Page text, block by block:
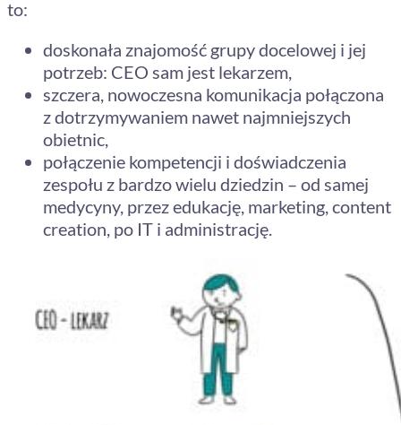
to:
doskonała znajomość grupy docelowej i jej
potrzeb: CEO sam jest lekarzem,
szczera, nowoczesna komunikacja połączona
z dotrzymywaniem nawet najmniejszych
obietnic,
połączenie kompetencji i doświadczenia
zespołu z bardzo wielu dziedzin – od samej
medycyny, przez edukację, marketing, content
creation, po IT i administrację.